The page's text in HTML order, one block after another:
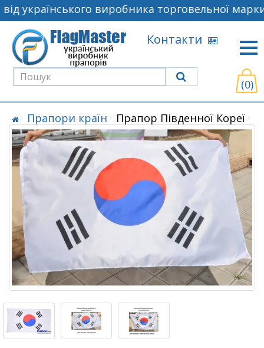
українського виробника торговельної
Контакти
(0)
Прапори країн Прапор Південної Кореї